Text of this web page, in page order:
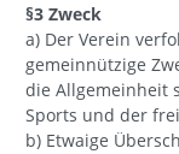
§3 Zweck
a) Der Verein
gemeinnützige
die Allgemeinheit
Sports und der
b) Etwaige